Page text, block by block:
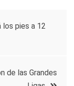
los pies a 12
de las Grandes